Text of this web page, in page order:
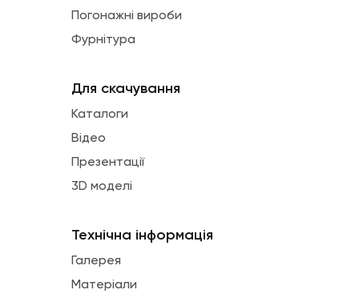
Погонажні вироби
Фурнітура
Для скачування
Каталоги
Відео
Презентації
3D моделі
Технічна інформація
Галерея
Матеріали